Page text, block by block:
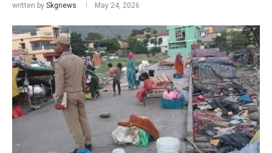
written by Skgnews May 24, 2026